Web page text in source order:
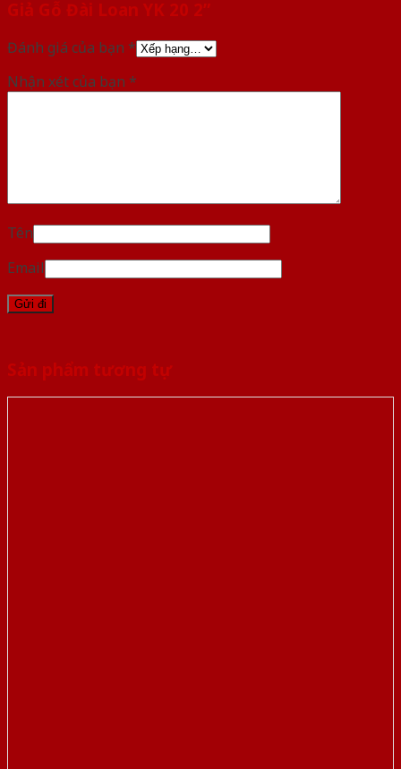
Giả Gỗ Đài Loan YK 20 2”
Đánh giá của bạn *
Nhận xét của bạn *
Tên
Email
Sản phẩm tương tự